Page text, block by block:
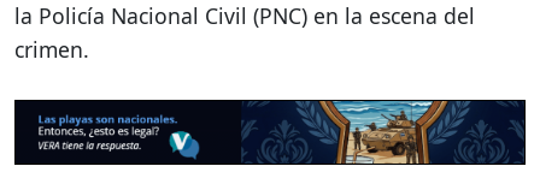
la Policía Nacional Civil (PNC) en la escena del
crimen.